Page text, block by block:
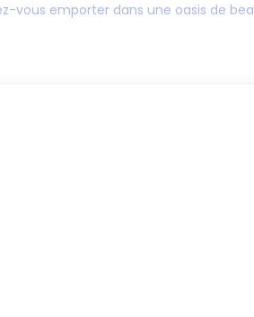
vous emporter dans une oasis de